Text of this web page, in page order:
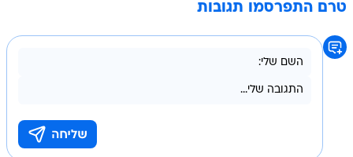
טרם התפרסמו תגובות